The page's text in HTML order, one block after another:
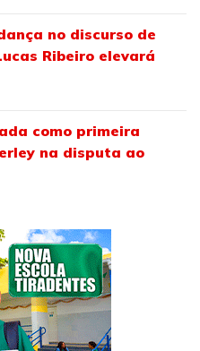
no discurso de
Ribeiro elevará
como primeira
na disputa ao